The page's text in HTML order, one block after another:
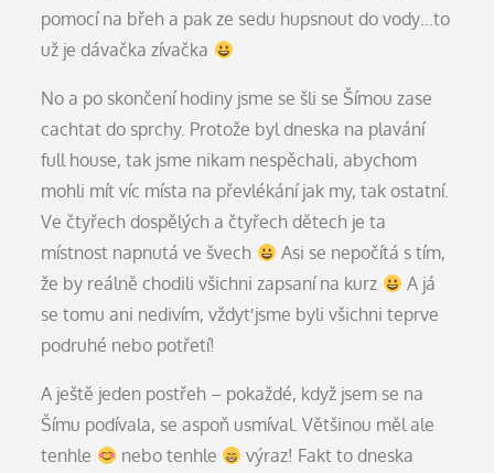
pomocí na břeh a pak ze sedu hupsnout do vody…to
už je dávačka zívačka
No a po skončení hodiny jsme se šli se Šímou zase
cachtat do sprchy. Protože byl dneska na plavání
full house, tak jsme nikam nespěchali, abychom
mohli mít víc místa na převlékání jak my, tak ostatní.
Ve čtyřech dospělých a čtyřech dětech je ta
místnost napnutá ve švech
Asi se nepočítá s tím,
že by reálně chodili všichni zapsaní na kurz
A já
se tomu ani nedivím, vždyť jsme byli všichni teprve
podruhé nebo potřetí!
A ještě jeden postřeh – pokaždé, když jsem se na
Šímu podívala, se aspoň usmíval. Většinou měl ale
tenhle
nebo tenhle
výraz! Fakt to dneska